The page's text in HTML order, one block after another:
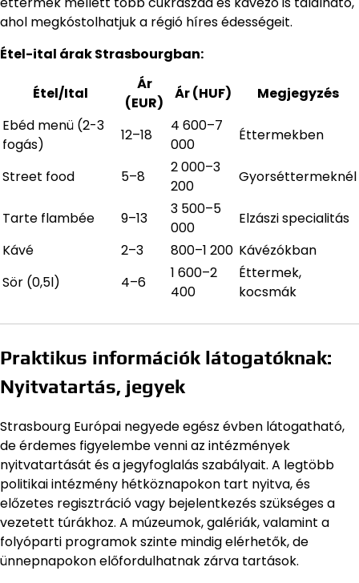
ahol megkóstolhatjuk a régió híres édességeit.
Étel-ital árak Strasbourgban:
Étel/Ital
Ár
(EUR)
Ár (HUF)
Megjegyzés
Ebéd menü (2-3
fogás)
12–18
4 600–7
000
Éttermekben
Street food 5–8
2 000–3
200
Gyorséttermeknél
Tarte flambée 9–13
3 500–5
000
Elzászi specialitás
Kávé
2–3 800–1 200 Kávézókban
Sör (0,5l)
4–6
1 600–2
400
Éttermek,
kocsmák
Praktikus információk látogatóknak:
Nyitvatartás, jegyek
Strasbourg Európai negyede egész évben látogatható,
de érdemes figyelembe venni az intézmények
nyitvatartását és a jegyfoglalás szabályait. A legtöbb
politikai intézmény hétköznapokon tart nyitva, és
előzetes regisztráció vagy bejelentkezés szükséges a
vezetett túrákhoz. A múzeumok, galériák, valamint a
folyóparti programok szinte mindig elérhetők, de
ünnepnapokon előfordulhatnak zárva tartások.